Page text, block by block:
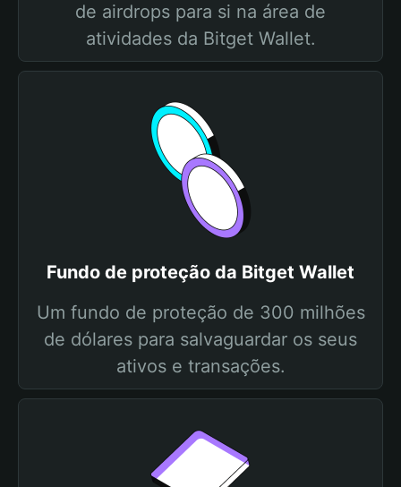
de airdrops para si na área de
atividades da Bitget Wallet.
Fundo de proteção da Bitget Wallet
Um fundo de proteção de 300 milhões
de dólares para salvaguardar os seus
ativos e transações.